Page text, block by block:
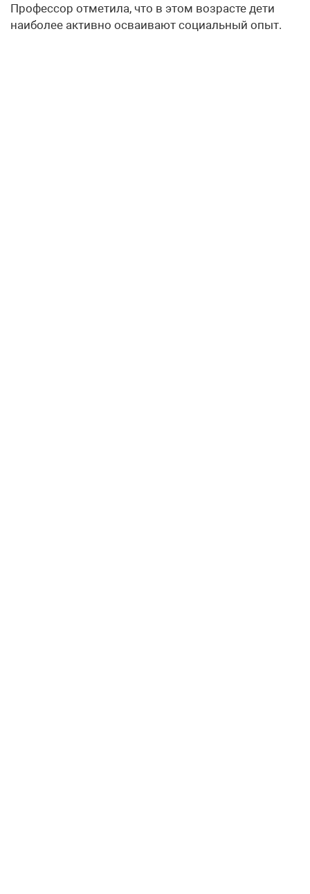
Профессор отметила, что в этом возрасте дети
наиболее активно осваивают социальный опыт.